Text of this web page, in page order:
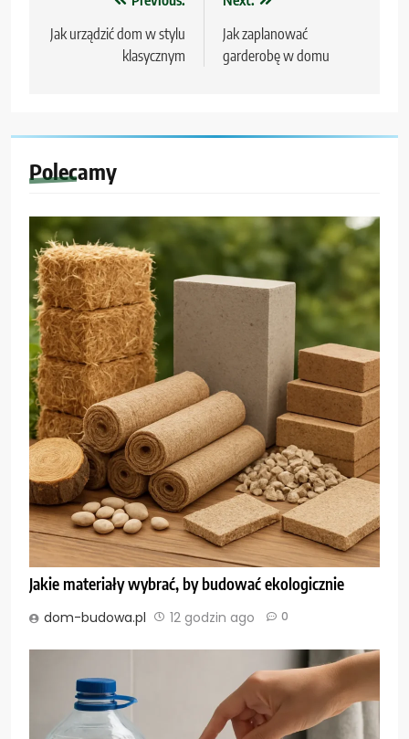
wpisu
Jak urządzić dom w stylu
klasycznym
Jak zaplanować
garderobę w domu
Polecamy
Jakie materiały wybrać, by budować ekologicznie
dom-budowa.pl 12 godzin ago 0